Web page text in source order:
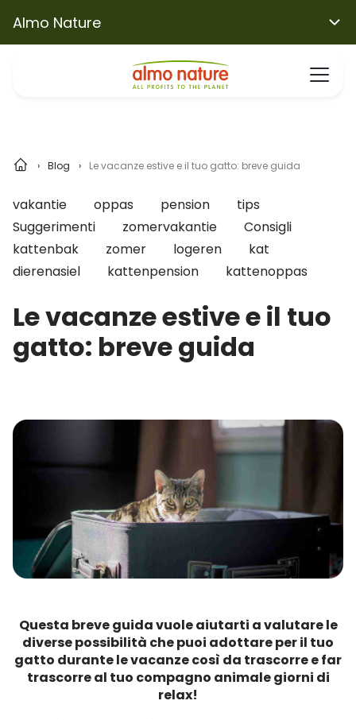
Almo Nature
Blog Le vacanze estive e il tuo gatto: breve guida
vakantie oppas pension
tips
Suggerimenti
zomervakantie
Consigli
kattenbak
zomer logeren
kat
dierenasiel
kattenpension kattenoppas
Le vacanze estive e il tuo
gatto: breve guida
Questa breve guida vuole aiutarti a valutare le
diverse possibilità che puoi adottare per il tuo
gatto durante le vacanze così da trascorre e far
trascorre al tuo compagno animale giorni di
relax!